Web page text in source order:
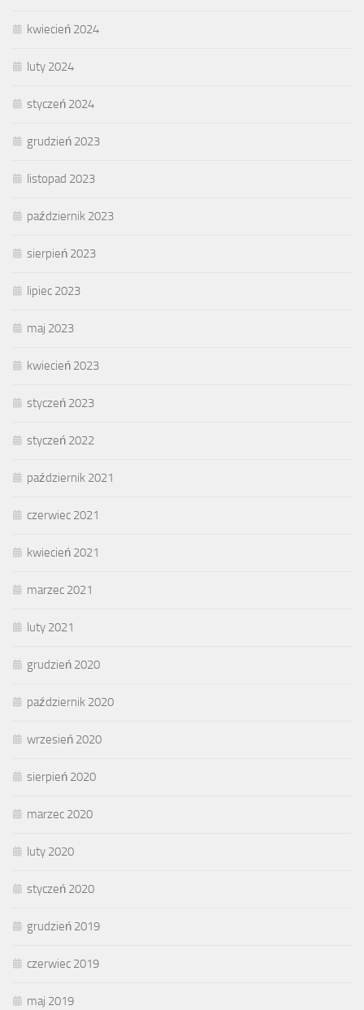
kwiecień 2024
luty 2024
styczeń 2024
grudzień 2023
listopad 2023
październik 2023
sierpień 2023
lipiec 2023
maj 2023
kwiecień 2023
styczeń 2023
styczeń 2022
październik 2021
czerwiec 2021
kwiecień 2021
marzec 2021
luty 2021
grudzień 2020
październik 2020
wrzesień 2020
sierpień 2020
marzec 2020
luty 2020
styczeń 2020
grudzień 2019
czerwiec 2019
maj 2019